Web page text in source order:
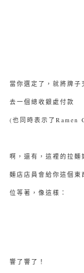
當你選定了，就將牌子
去一個總收銀處付款
(也同時表示了Ramen
啊，還有，這裡的拉
麵店店員會給你這個東
位等著，像這樣：
響了響了！